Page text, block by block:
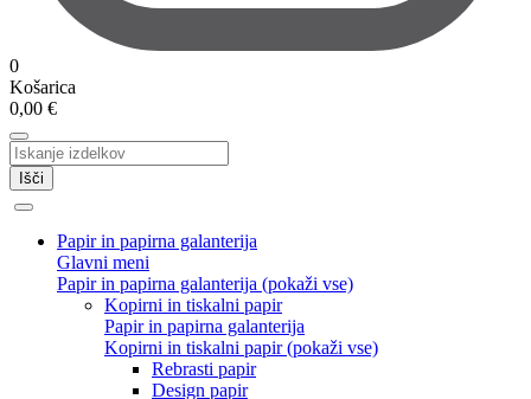
0
Košarica
0,00 €
Išči
Papir in papirna galanterija
Glavni meni
Papir in papirna galanterija (pokaži vse)
Kopirni in tiskalni papir
Papir in papirna galanterija
Kopirni in tiskalni papir (pokaži vse)
Rebrasti papir
Design papir